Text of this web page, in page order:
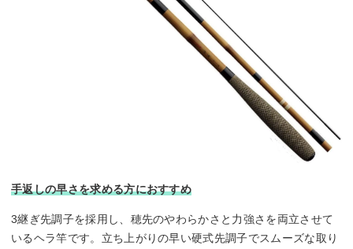
手返しの早さを求める方におすすめ
3継ぎ先調子を採用し、穂先のやわらかさと力強さを両立させて
いるヘラ竿です。立ち上がりの早い硬式先調子でスムーズな取り